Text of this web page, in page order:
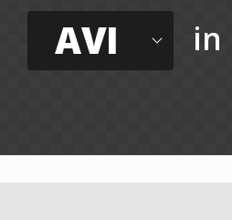
AVI in